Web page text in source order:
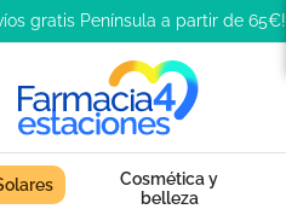
gratis Península a partir de 65€!
Cosmética y
belleza